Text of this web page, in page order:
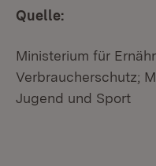
Quelle:
Ministerium für
Verbraucherschutz;
Jugend und Sport